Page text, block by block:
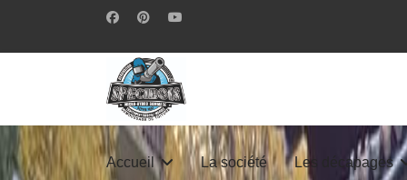
Accueil La société Les décapages